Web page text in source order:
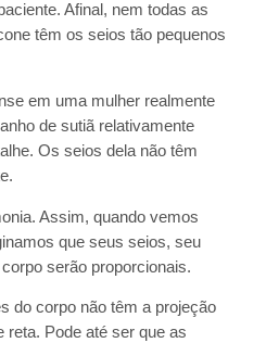
Afinal, nem todas as
têm os seios tão pequenos
em uma mulher realmente
de sutiã relativamente
Os seios dela não têm
Assim, quando vemos
que seus seios, seu
serão proporcionais.
do corpo não têm a projeção
reta. Pode até ser que as